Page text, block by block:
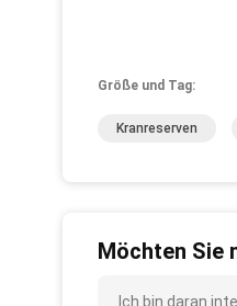
Größe und Tag:
Kranreserven
Möchten Sie
Ich bin daran